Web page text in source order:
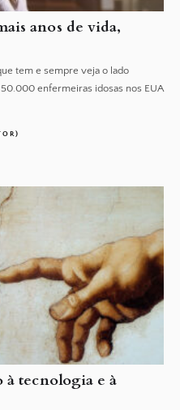
anos de vida,
tem e sempre veja o lado
enfermeiras idosas nos EUA
à tecnologia e à